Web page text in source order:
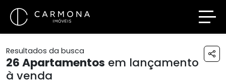
Resultados da busca
26Apartamentos em lançamento
à venda